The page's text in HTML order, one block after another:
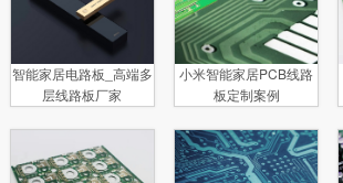
智能家居电路板_高端多
层线路板厂家
小米智能家居PCB线路
板定制案例